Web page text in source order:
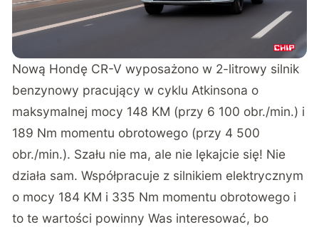
Nową Hondę CR-V wyposażono w 2-litrowy silnik
benzynowy pracujący w cyklu Atkinsona o
maksymalnej mocy 148 KM (przy 6 100 obr./min.) i
189 Nm momentu obrotowego (przy 4 500
obr./min.). Szału nie ma, ale nie lękajcie się! Nie
działa sam. Współpracuje z silnikiem elektrycznym
o mocy 184 KM i 335 Nm momentu obrotowego i
to te wartości powinny Was interesować, bo